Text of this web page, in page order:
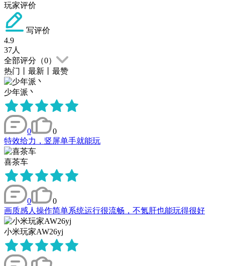
玩家评价
写评价
4.9
37人
全部评分（0）
热门
最新 最赞
少年派丶
0
0
特效给力，竖屏单手就能玩
喜茶车
0
0
画质感人操作简单系统运行很流畅，不氪肝也能玩得很好
小米玩家AW26yj